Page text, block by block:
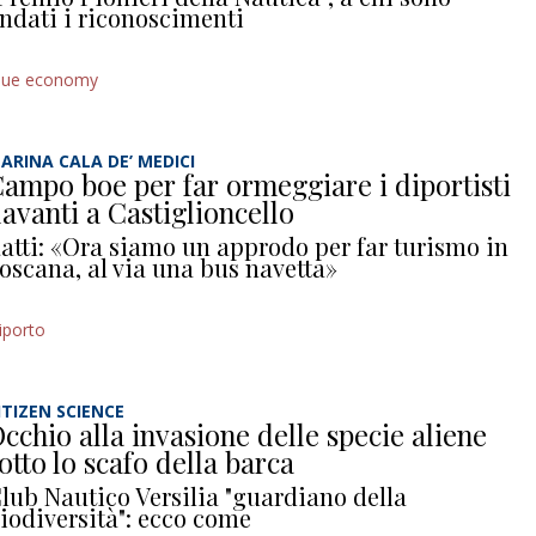
i riconoscimenti
economy
CALA DE’ MEDICI
boe per far ormeggiare i diportisti
a Castiglioncello
«Ora siamo un approdo per far turismo in
al via una bus navetta»
SCIENCE
alla invasione delle specie aliene
lo scafo della barca
Nautico Versilia "guardiano della
ecco come